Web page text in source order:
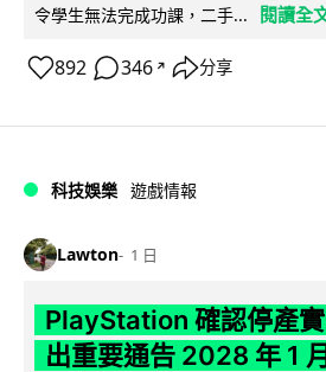
令學生無法完成功課，二手...
閱讀全
892 346 ↗ 分享
科技娛樂 遊戲情報
Lawton 1 日
PlayStation 確認停產
出重要通告 2028 年 1